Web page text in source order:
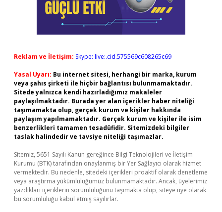
Reklam ve İletişim: Skype: live:.cid.575569c608265c69
Yasal Uyarı: Bu internet sitesi, herhangi bir marka, kurum
veya şahıs şirketi ile hiçbir bağlantısı bulunmamaktadır.
Sitede yalnızca kendi hazırladığımız makaleler
paylaşılmaktadır. Burada yer alan içerikler haber niteliği
taşımamakta olup, gerçek kurum ve kişiler hakkında
paylaşım yapılmamaktadır. Gerçek kurum ve kişiler ile isim
benzerlikleri tamamen tesadüfidir. Sitemizdeki bilgiler
taslak halindedir ve tavsiye niteliği taşımazlar.
Sitemiz, 5651 Sayılı Kanun gereğince Bilgi Teknolojileri ve İletişim
Kurumu (BTK) tarafından onaylanmış bir Yer Sağlayıcı olarak hizmet
vermektedir. Bu nedenle, sitedeki içerikleri proaktif olarak denetleme
veya araştırma yükümlülüğümüz bulunmamaktadır. Ancak, üyelerimiz
yazdıkları içeriklerin sorumluluğunu taşımakta olup, siteye üye olarak
bu sorumluluğu kabul etmiş sayılırlar.